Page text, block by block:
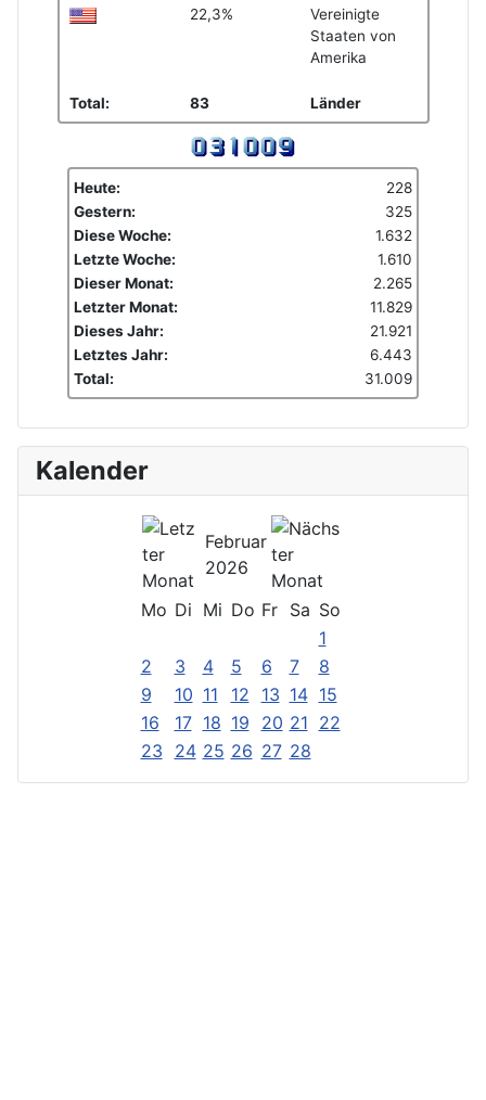
22,3%
Vereinigte
Staaten von
Amerika
Total: 83 Länder
Heute:
228
Gestern:
325
Diese Woche:
1.632
Letzte Woche:
1.610
Dieser Monat:
2.265
Letzter Monat:
11.829
Dieses Jahr:
21.921
Letztes Jahr:
6.443
Total:
31.009
Kalender
Februar
2026
Mo Di Mi Do Fr Sa So
1
2
3 4 5 6 7
8
9
10 11 12 13 14 15
16
17 18 19 20 21 22
23
24 25 26 27 28